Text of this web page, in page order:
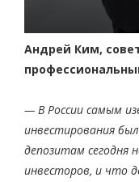
Андрей Ким,
— В России самым
инвестирования
депозитам сегодня
инвесторов, и что